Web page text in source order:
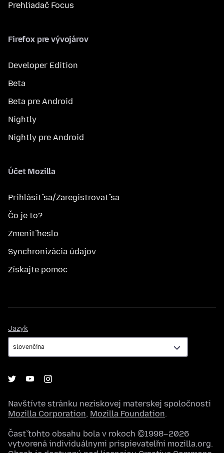
Prehliadač Focus
Firefox pre vývojárov
Developer Edition
Beta
Beta pre Android
Nightly
Nightly pre Android
Účet Mozilla
Prihlásiť sa/Zaregistrovať sa
Čo je to?
Zmeniť heslo
Synchronizácia údajov
Získajte pomoc
Jazyk
Navštívte stránku neziskovej materskej spoločnosti
Mozilla Corporation, Mozilla Foundation.
Časť tohto obsahu bola v rokoch ©1998–2026
vytvorená individuálnymi prispievateľmi mozilla.org.